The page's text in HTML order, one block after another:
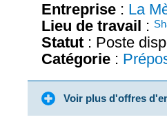
Entreprise : La
Lieu de travail :
Statut : Poste
Catégorie :
Voir plus d'offres